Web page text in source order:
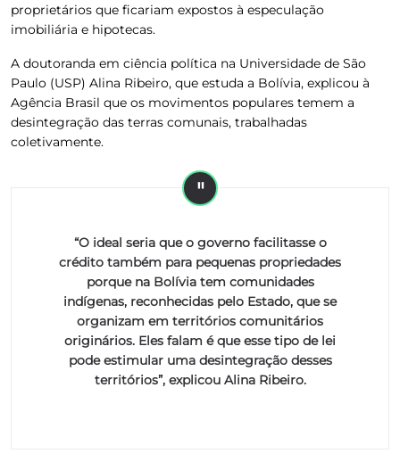
proprietários que ficariam expostos à especulação
imobiliária e hipotecas.
A doutoranda em ciência política na Universidade de São
Paulo (USP) Alina Ribeiro, que estuda a Bolívia, explicou à
Agência Brasil que os movimentos populares temem a
desintegração das terras comunais, trabalhadas
coletivamente.
“O ideal seria que o governo facilitasse o
crédito também para pequenas propriedades
porque na Bolívia tem comunidades
indígenas, reconhecidas pelo Estado, que se
organizam em territórios comunitários
originários. Eles falam é que esse tipo de lei
pode estimular uma desintegração desses
territórios”, explicou Alina Ribeiro.